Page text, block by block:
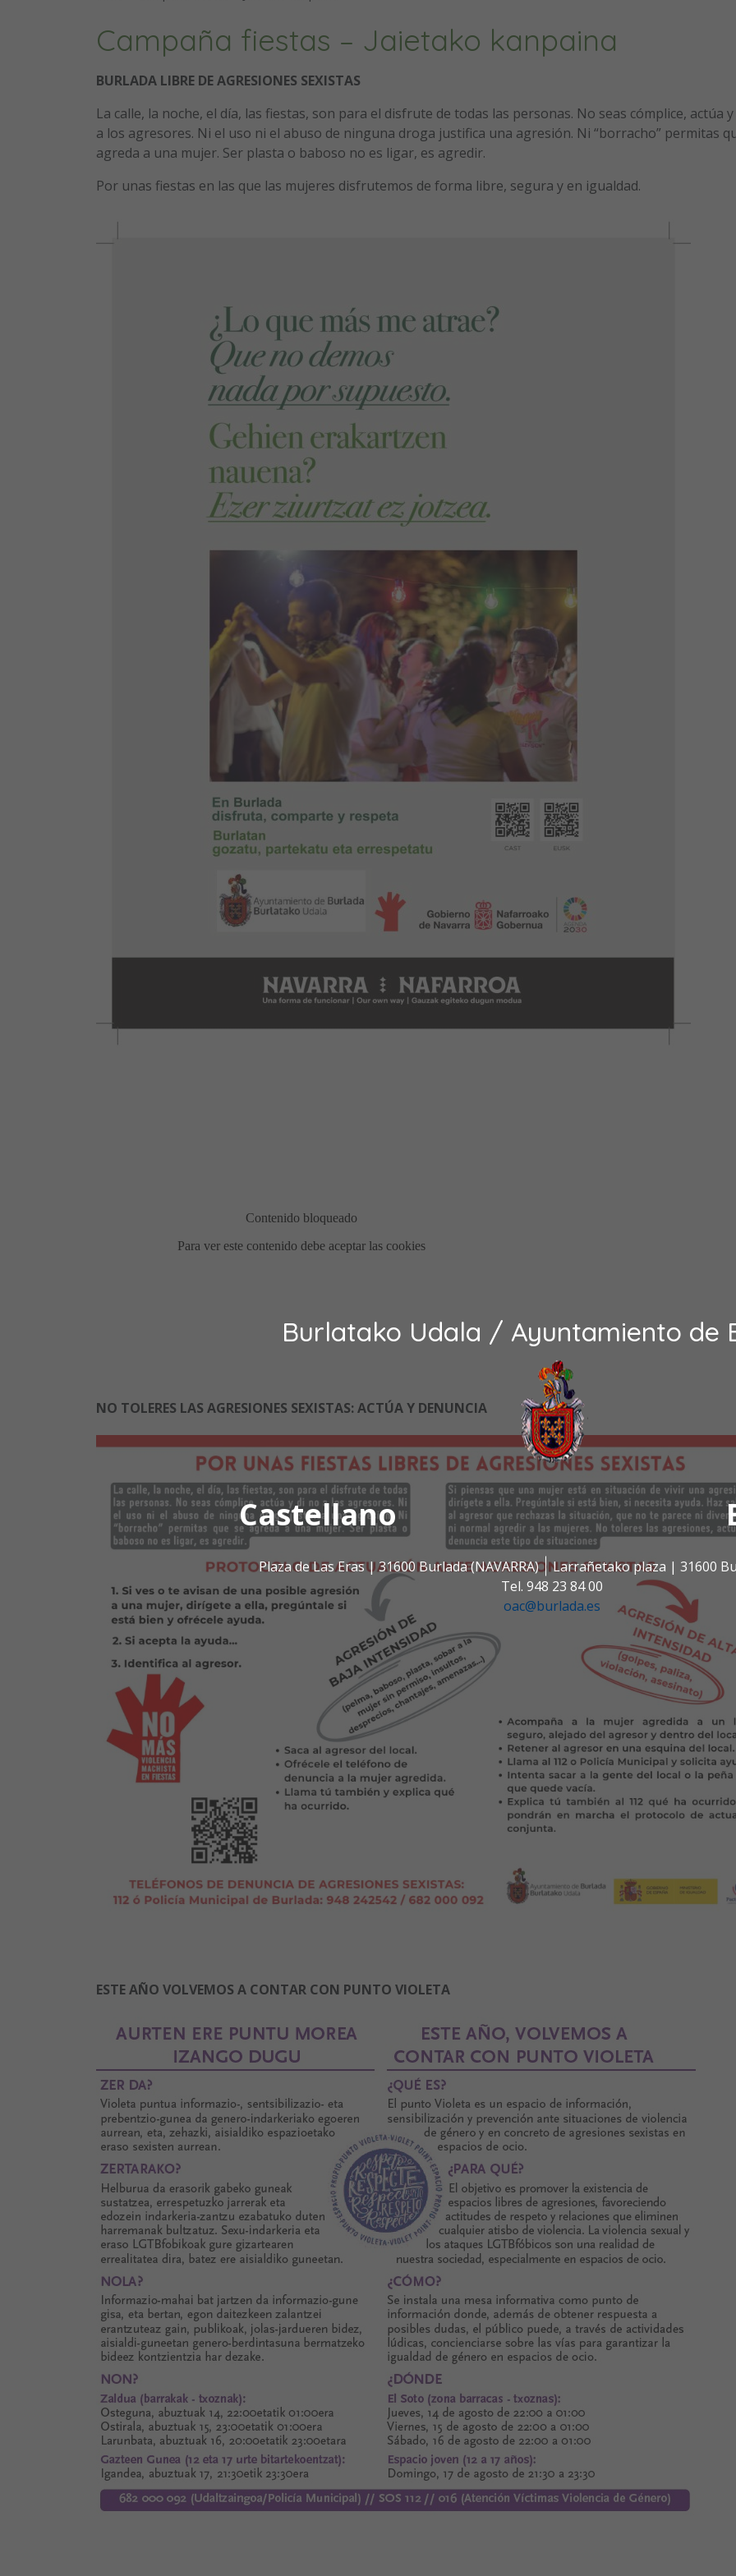
Burlatako Udala / Ayuntamiento de
Castellano
Plaza de Las Eras | 31600 Burlada (NAVARRA)
Larrañetako plaza | 31600
Tel. 948 23 84 00
oac@burlada.es
Campaña fiestas – Jaietako kanpaina
BURLADA LIBRE DE AGRESIONES SEXISTAS
La calle, la noche, el día, las fiestas, son para el disfrute de todas las personas. No seas cómplice, actúa
a los agresores. Ni el uso ni el abuso de ninguna droga justifica una agresión. Ni “borracho” permitas
agreda a una mujer. Ser plasta o baboso no es ligar, es agredir.
Por unas fiestas en las que las mujeres disfrutemos de forma libre, segura y en igualdad.
NO TOLERES LAS AGRESIONES SEXISTAS: ACTÚA Y DENUNCIA
ESTE AÑO VOLVEMOS A CONTAR CON PUNTO VIOLETA